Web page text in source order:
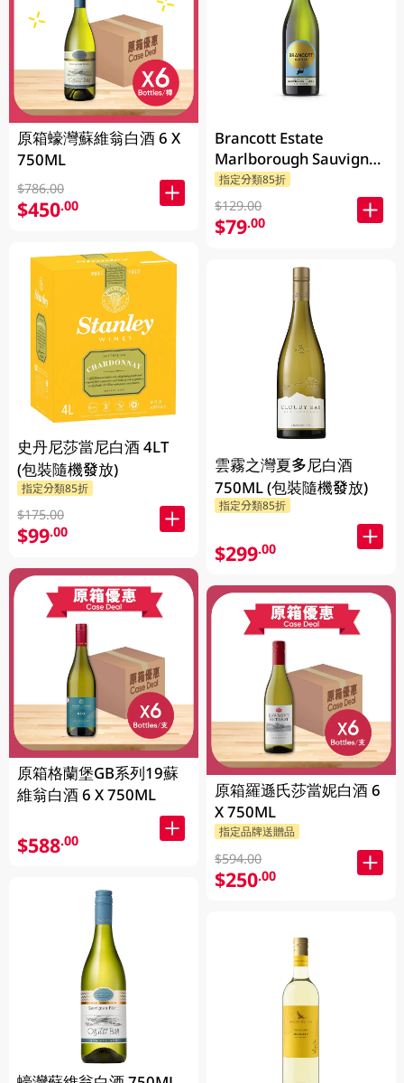
原箱蠔灣蘇維翁白酒 6 X
750ML
$786.00
$450.00
史丹尼莎當尼白酒 4LT
(包裝隨機發放)
指定分類85折
$175.00
$99.00
原箱格蘭堡GB系列19蘇
維翁白酒 6 X 750ML
$588.00
Brancott Estate
Marlborough Sauvignon
Blanc 750ML
指定分類85折
$129.00
$79.00
雲霧之灣夏多尼白酒
750ML (包裝隨機發放)
指定分類85折
$299.00
原箱羅遜氏莎當妮白酒 6
X 750ML
指定品牌送贈品
$594.00
$250.00